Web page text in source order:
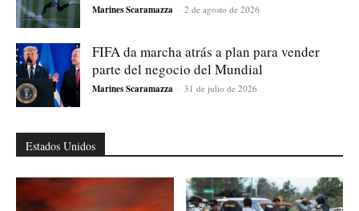
Marines Scaramazza - 2 de agosto de 2026
FIFA da marcha atrás a plan para vender
parte del negocio del Mundial
Marines Scaramazza - 31 de julio de 2026
Estados Unidos